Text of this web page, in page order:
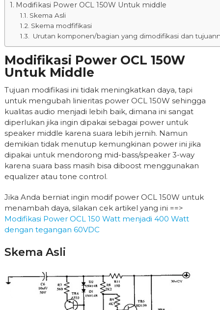
Modifikasi Power OCL 150W Untuk middle
Skema Asli
Skema modfifikasi
Urutan komponen/bagian yang dimodifikasi dan
Modifikasi Power OCL 150W
Untuk Middle
Tujuan modifikasi ini tidak meningkatkan daya, tapi
untuk mengubah linieritas power OCL 150W sehingga
kualitas audio menjadi lebih baik, dimana ini sangat
diperlukan jika ingin dipakai sebagai power untuk
speaker middle karena suara lebih jernih. Namun
demikian tidak menutup kemungkinan power ini jika
dipakai untuk mendorong mid-bass/speaker 3-way
karena suara bass masih bisa diboost menggunakan
equalizer atau tone control.
Jika Anda berniat ingin modif power OCL 150W untuk
menambah daya, silakan cek artikel yang ini ==>
Modifikasi Power OCL 150 Watt menjadi 400 Watt
dengan tegangan 60VDC
Skema Asli